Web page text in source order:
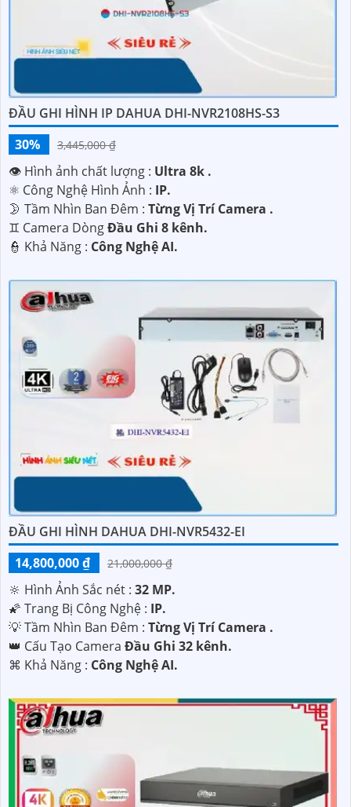
ĐẦU GHI HÌNH IP DAHUA DHI-NVR2108HS-S3
30%
3,445,000 ₫
👁 Hình ảnh chất lượng : Ultra 8k .
⚛️ Công Nghệ Hình Ảnh : IP.
🌛 Tầm Nhìn Ban Đêm : Từng Vị Trí Camera .
♊ Camera DòngĐầu Ghi 8 kênh.
️👮 Khả Năng : Công Nghệ AI.
ĐẦU GHI HÌNH DAHUA DHI-NVR5432-EI
14,800,000 ₫
21,000,000 ₫
🔆 Hình Ảnh Sắc nét : 32 MP.
🌠 Trang Bị Công Nghệ : IP.
💡 Tầm Nhìn Ban Đêm : Từng Vị Trí Camera .
👑 Cấu Tạo Camera Đầu Ghi 32 kênh.
️⌘ Khả Năng : Công Nghệ AI.